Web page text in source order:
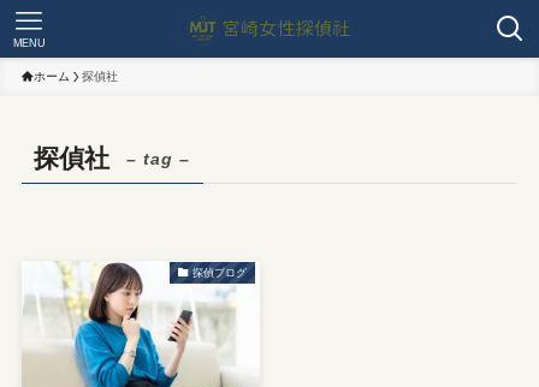
MENU
ホーム 探偵社
探偵社 – tag –
探偵ブログ